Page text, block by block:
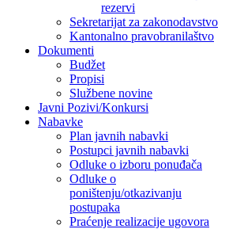
rezervi
Sekretarijat za zakonodavstvo
Kantonalno pravobranilaštvo
Dokumenti
Budžet
Propisi
Službene novine
Javni Pozivi/Konkursi
Nabavke
Plan javnih nabavki
Postupci javnih nabavki
Odluke o izboru ponuđača
Odluke o
poništenju/otkazivanju
postupaka
Praćenje realizacije ugovora